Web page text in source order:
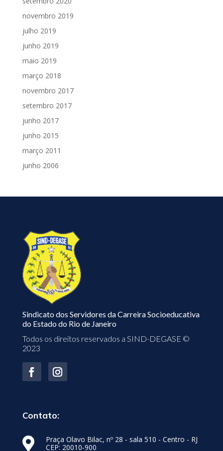
novembro 2019
julho 2019
junho 2019
maio 2019
março 2018
novembro 2017
setembro 2017
junho 2017
junho 2015
março 2011
junho 2006
Sindicato dos Servidores da Carreira Socioeducativa
do Estado do Rio de Janeiro
Todos os direitos reservados a SIND-DEGASE ©
2023
Contato:

Praça Olavo Bilac, nº 28 - sala 510 - Centro - RJ
CEP: 20010-900